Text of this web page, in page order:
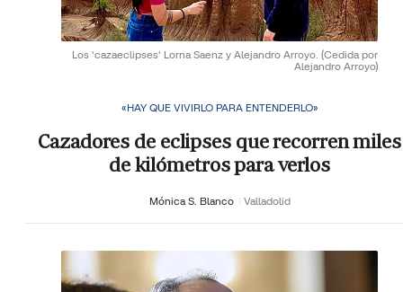
Los 'cazaeclipses' Lorna Saenz y Alejandro Arroyo. (Cedida por
Alejandro Arroyo)
«HAY QUE VIVIRLO PARA ENTENDERLO»
Cazadores de eclipses que recorren miles
de kilómetros para verlos
Mónica S. Blanco Valladolid